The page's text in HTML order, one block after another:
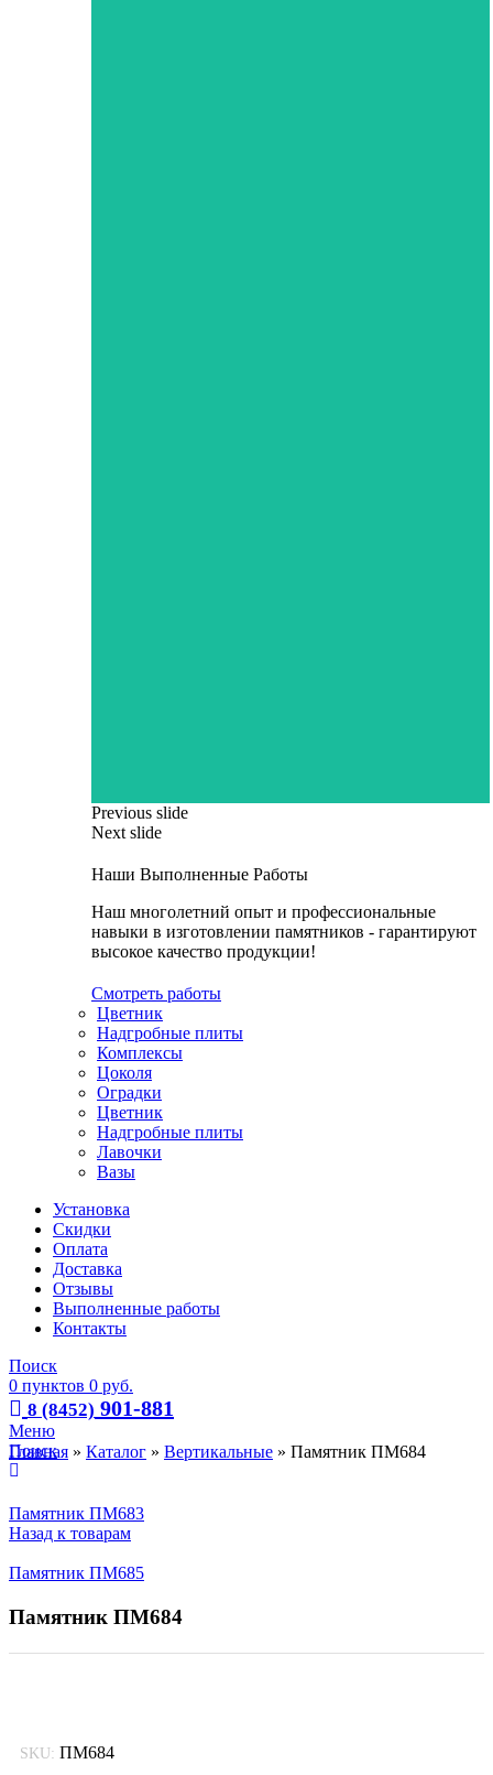
Previous slide
Next slide
Наши Выполненные Работы
Наш многолетний опыт и профессиональные
навыки в изготовлении памятников - гарантируют
высокое качество продукции!
Смотреть работы
Цветник
Надгробные плиты
Комплексы
Цоколя
Оградки
Цветник
Надгробные плиты
Лавочки
Вазы
Установка
Скидки
Оплата
Доставка
Отзывы
Выполненные работы
Контакты
Поиск
0 пунктов 0 руб.
8 (8452) 901-881
Меню
Поиск
Главная » Каталог » Вертикальные » Памятник ПМ684
Памятник ПМ683
Назад к товарам
Памятник ПМ685
Памятник ПМ684
SKU: ПМ684